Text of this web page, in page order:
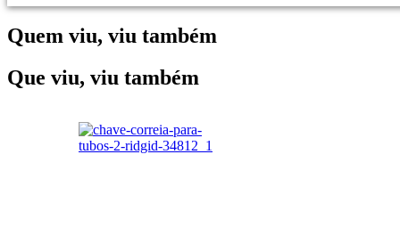
Quem viu, viu também
Que viu, viu também